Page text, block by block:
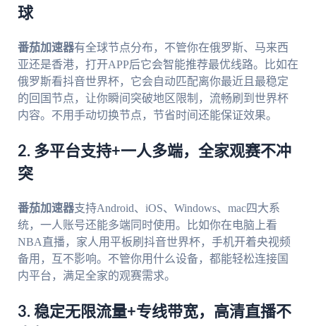
球
番茄加速器有全球节点分布，不管你在俄罗斯、马来西
亚还是香港，打开APP后它会智能推荐最优线路。比如在
俄罗斯看抖音世界杯，它会自动匹配离你最近且最稳定
的回国节点，让你瞬间突破地区限制，流畅刷到世界杯
内容。不用手动切换节点，节省时间还能保证效果。
2. 多平台支持+一人多端，全家观赛不冲
突
番茄加速器支持Android、iOS、Windows、mac四大系
统，一人账号还能多端同时使用。比如你在电脑上看
NBA直播，家人用平板刷抖音世界杯，手机开着央视频
备用，互不影响。不管你用什么设备，都能轻松连接国
内平台，满足全家的观赛需求。
3. 稳定无限流量+专线带宽，高清直播不